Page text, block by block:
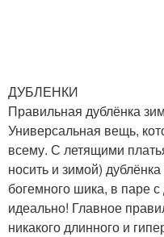
ДУБЛЕНКИ
Правильная дублёнка
Универсальная вещь,
всему. С летящими
носить и зимой)
богемного шика, в паре
идеально! Главное
никакого длинного и